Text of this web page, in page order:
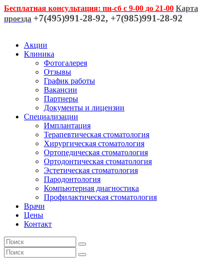
Бесплатная консультация: пн-сб с 9-00 до 21-00 Карта
проезда +7(495)991-28-92, +7(985)991-28-92
Акции
Клиника
Фотогалерея
Отзывы
График работы
Вакансии
Партнеры
Документы и лицензии
Специализации
Имплантация
Терапевтическая стоматология
Хирургическая стоматология
Ортопедическая стоматология
Ортодонтическая стоматология
Эстетическая стоматология
Пародонтология
Компьютерная диагностика
Профилактическая стоматология
Врачи
Цены
Контакт